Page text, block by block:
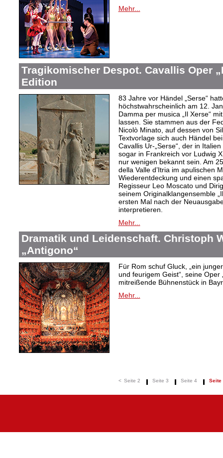
Mehr...
Tragikomischer Despot. Cavallis Oper
Edition
83 Jahre vor Händel „Serse“
höchstwahrscheinlich am 12.
Damma per musica „Il Xerse“
lassen. Sie stammen aus der
Nicolò Minato, auf dessen von
Textvorlage sich auch Händel
Cavallis Ur-„Serse“, der in
sogar in Frankreich vor Ludwig
nur wenigen bekannt sein. Am
della Valle d’Itria im apulischen
Wiederentdeckung und einen
Regisseur Leo Moscato und
seinem Originalklangensemble
ersten Mal nach der
interpretieren.
Mehr...
Dramatik und Leidenschaft. Christoph
„Antigono“
Für Rom schuf Gluck, „ein
und feurigem Geist“, seine Oper
mitreißende Bühnenstück in
Mehr...
< Seite 2 Seite 3 Seite 4 Seite